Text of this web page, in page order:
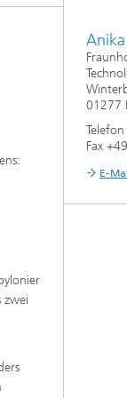
zwei
01277
Fax
E-